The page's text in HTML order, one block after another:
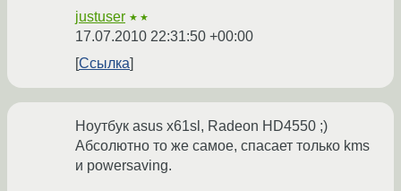
justuser ★★
17.07.2010 22:31:50 +00:00
Ссылка
Ноутбук asus x61sl, Radeon HD4550 ;)
Абсолютно то же самое, спасает только kms
и powersaving.